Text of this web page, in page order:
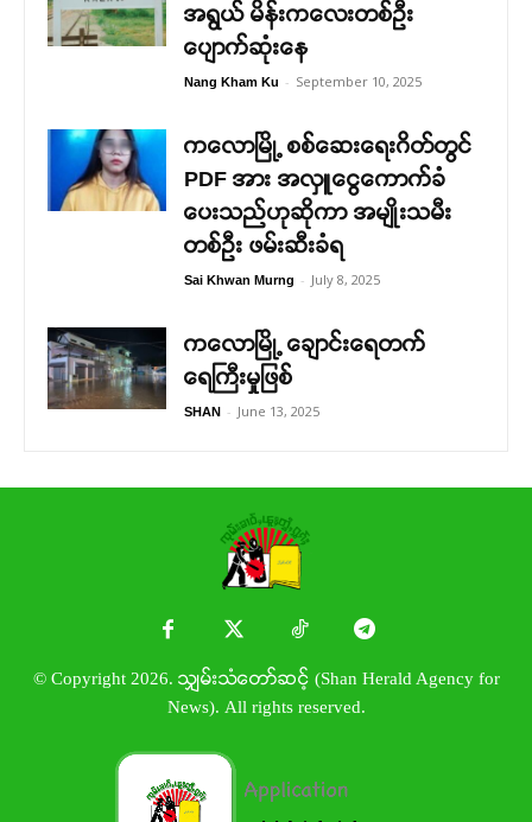
အရွယ် မိန်းကလေးတစ်ဉီး
ပျောက်ဆုံးနေ
Nang Kham Ku - September 10, 2025
ကလောမြို့ စစ်ဆေးရေးဂိတ်တွင်
PDF အား အလှူငွေကောက်ခံ
ပေးသည်ဟုဆိုကာ အမျိုးသမီး
တစ်ဦး ဖမ်းဆီးခံရ
Sai Khwan Murng - July 8, 2025
ကလောမြို့ ချောင်းရေတက်
ရေကြီးမှုဖြစ်
SHAN - June 13, 2025
© Copyright 2026. သျှမ်းသံတော်ဆင့် (Shan Herald Agency for
News). All rights reserved.